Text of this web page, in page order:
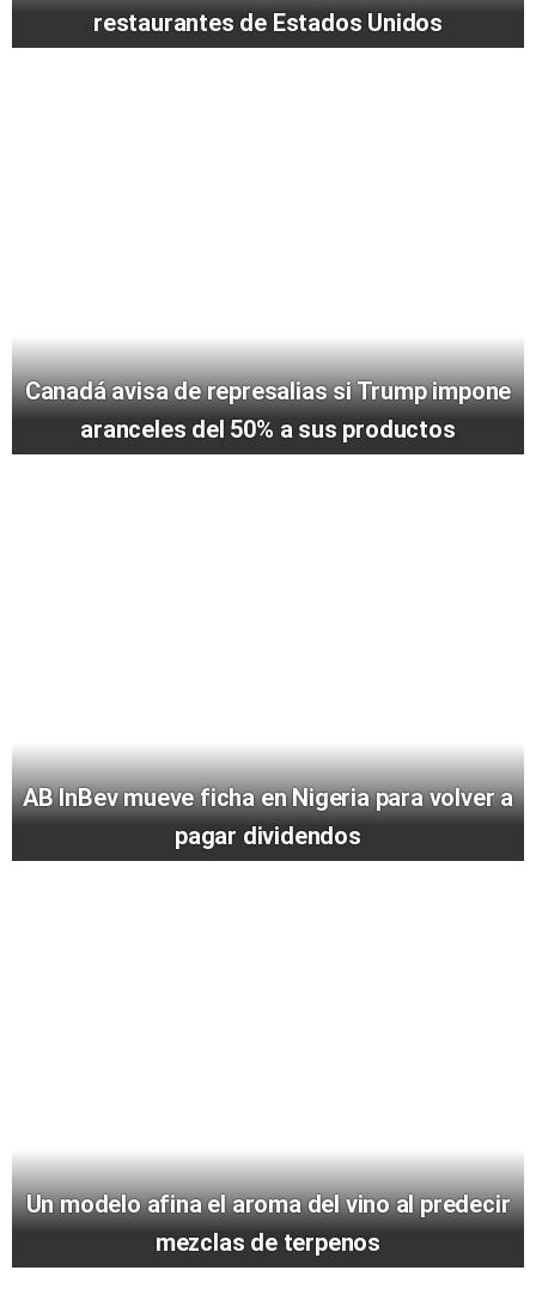
restaurantes de Estados Unidos
Canadá avisa de represalias si Trump impone
aranceles del 50% a sus productos
AB InBev mueve ficha en Nigeria para volver a
pagar dividendos
Un modelo afina el aroma del vino al predecir
mezclas de terpenos